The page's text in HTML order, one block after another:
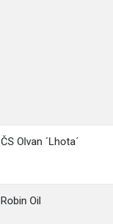
ČS Olvan ´Lhota´
Robin Oil